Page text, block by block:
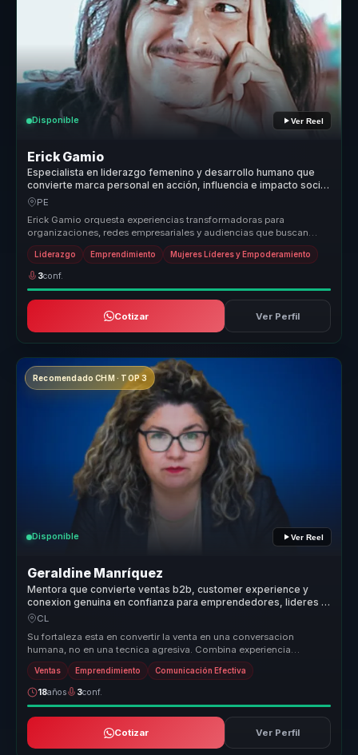
Disponible Ver Reel
Erick Gamio
Especialista en liderazgo femenino y desarrollo humano que
convierte marca personal en acción, influencia e impacto social
para organizaciones.
PE
Erick Gamio orquesta experiencias transformadoras para
organizaciones, redes empresariales y audiencias que buscan
fortalecer el liderazg...
Liderazgo Emprendimiento Mujeres Líderes y Empoderamiento
3conf.
Cotizar Ver Perfil
Recomendado CHM · TOP 3
Disponible Ver Reel
Geraldine Manríquez
Mentora que convierte ventas b2b, customer experience y
conexion genuina en confianza para emprendedores, lideres y
equipos.
CL
Su fortaleza esta en convertir la venta en una conversacion
humana, no en una tecnica agresiva. Combina experiencia
emprendedora, pedagog...
Ventas Emprendimiento Comunicación Efectiva
18años 3conf.
Cotizar Ver Perfil